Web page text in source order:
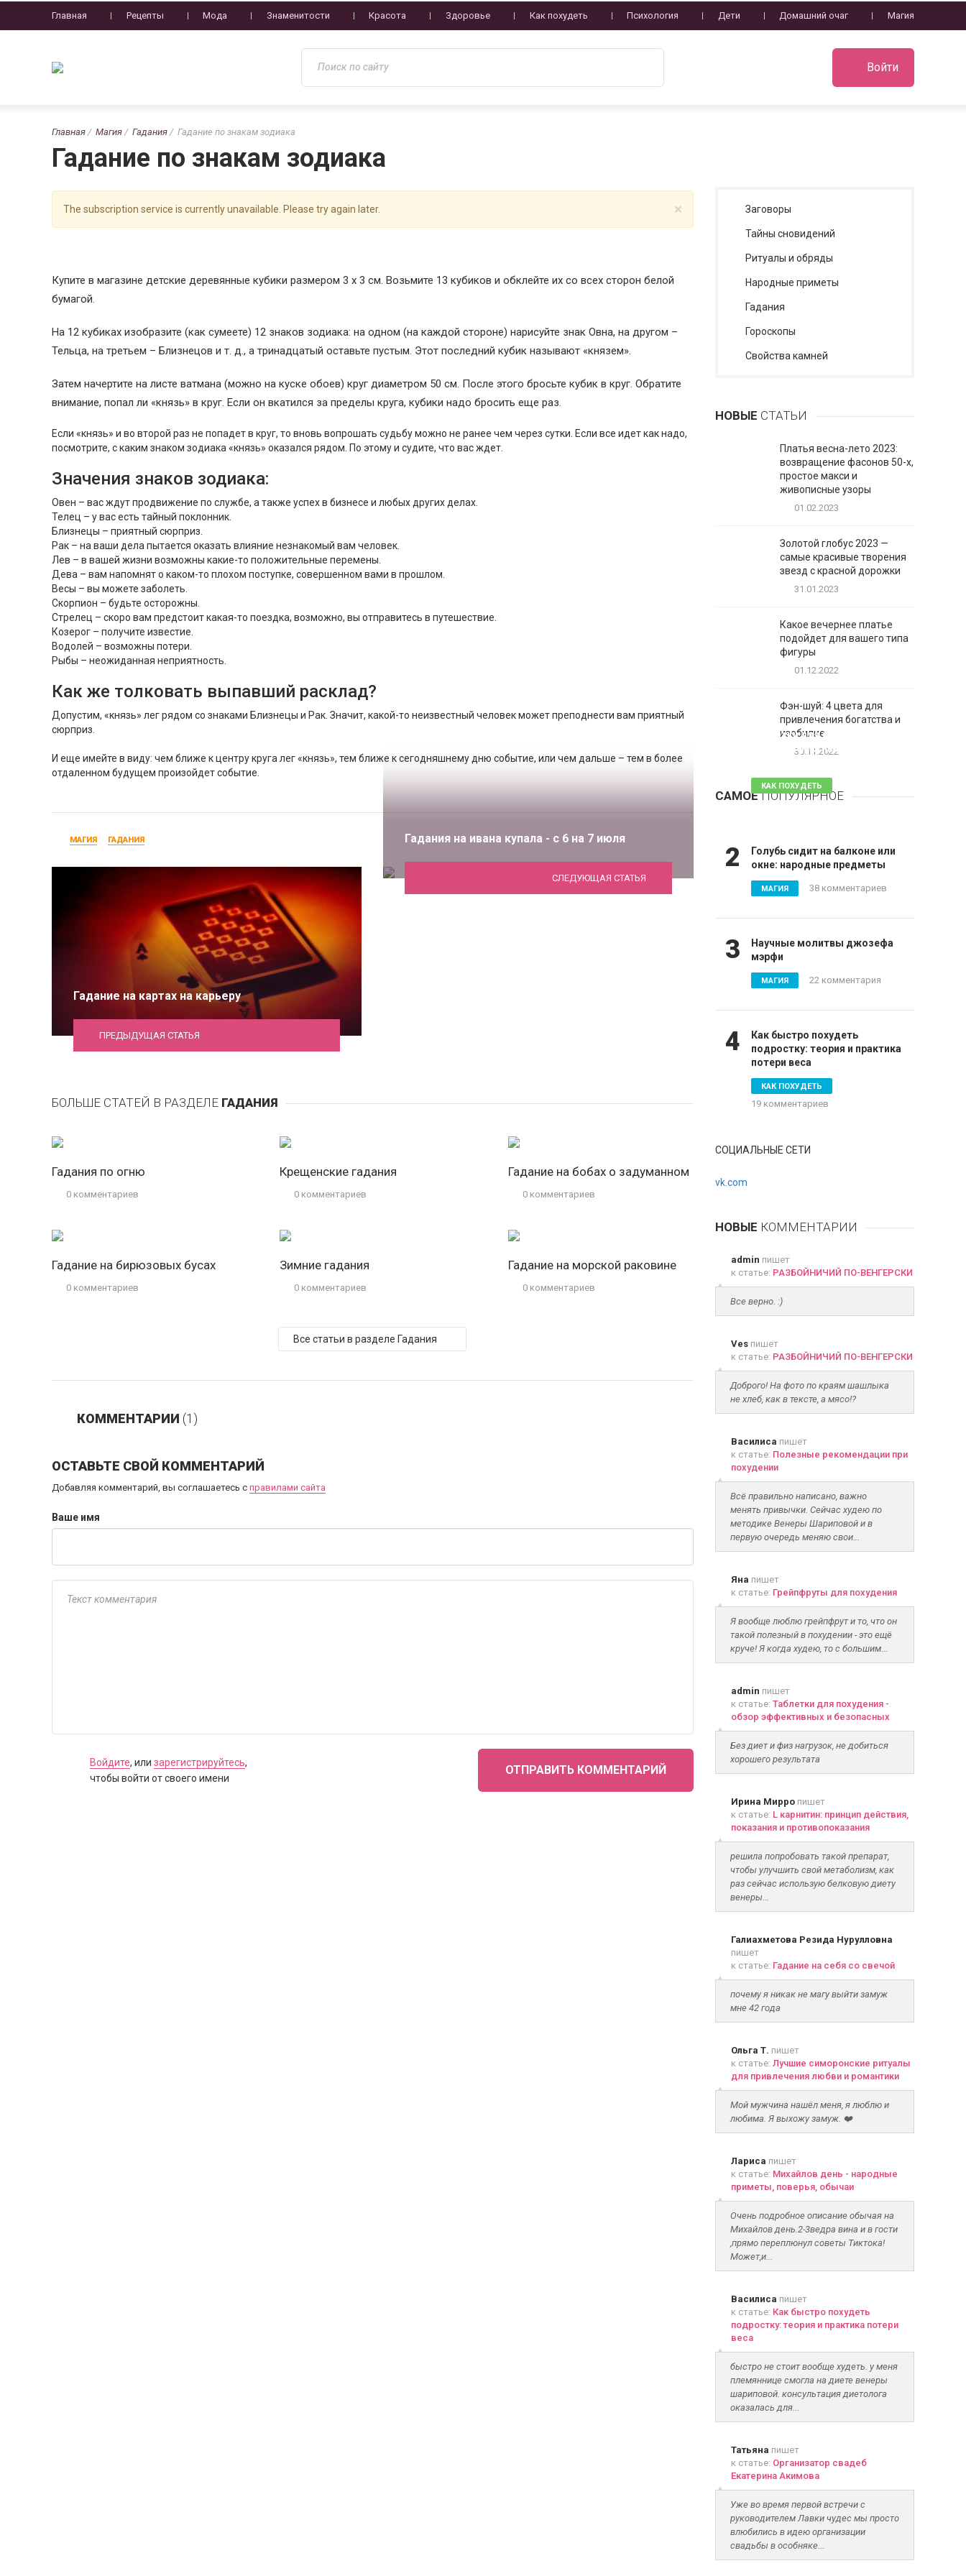
Главная Рецепты Мода Знаменитости Красота Здоровье Как похудеть Психология Дети Домашний очаг Магия
Войти
Главная Магия Гадания Гадание по знакам зодиака
Гадание по знакам зодиака
×
The subscription service is currently unavailable. Please try again later.
Купите в магазине детские деревянные кубики размером 3 х 3 см. Возьмите 13 кубиков и обклейте их со всех сторон белой
бумагой.
На 12 кубиках изобразите (как сумеете) 12 знаков зодиака: на одном (на каждой стороне) нарисуйте знак Овна, на другом –
Тельца, на третьем – Близнецов и т. д., а тринадцатый оставьте пустым. Этот последний кубик называют «князем».
Затем начертите на листе ватмана (можно на куске обоев) круг диаметром 50 см. После этого бросьте кубик в круг. Обратите
внимание, попал ли «князь» в круг. Если он вкатился за пределы круга, кубики надо бросить еще раз.
Если «князь» и во второй раз не попадет в круг, то вновь вопрошать судьбу можно не ранее чем через сутки. Если все идет как надо,
посмотрите, с каким знаком зодиака «князь» оказался рядом. По этому и судите, что вас ждет.
Значения знаков зодиака:
Овен – вас ждут продвижение по службе, а также успех в бизнесе и любых других делах.
Телец – у вас есть тайный поклонник.
Близнецы – приятный сюрприз.
Рак – на ваши дела пытается оказать влияние незнакомый вам человек.
Лев – в вашей жизни возможны какие-то положительные перемены.
Дева – вам напомнят о каком-то плохом поступке, совершенном вами в прошлом.
Весы – вы можете заболеть.
Скорпион – будьте осторожны.
Стрелец – скоро вам предстоит какая-то поездка, возможно, вы отправитесь в путешествие.
Козерог – получите известие.
Водолей – возможны потери.
Рыбы – неожиданная неприятность.
Как же толковать выпавший расклад?
Допустим, «князь» лег рядом со знаками Близнецы и Рак. Значит, какой-то неизвестный человек может преподнести вам приятный
сюрприз.
И еще имейте в виду: чем ближе к центру круга лег «князь», тем ближе к сегодняшнему дню событие, или чем дальше – тем в более
отдаленном будущем произойдет событие.
МАГИЯ ГАДАНИЯ
Гадание на картах на карьеру
ПРЕДЫДУЩАЯ СТАТЬЯ
Гадания на ивана купала - с 6 на 7 июля
СЛЕДУЮЩАЯ СТАТЬЯ
БОЛЬШЕ СТАТЕЙ В РАЗДЕЛЕ ГАДАНИЯ
Гадания по огню
0 комментариев
Крещенские гадания
0 комментариев
Гадание на бобах о задуманном
0 комментариев
Гадание на бирюзовых бусах
0 комментариев
Зимние гадания
0 комментариев
Гадание на морской раковине
0 комментариев
Все статьи в разделе Гадания
КОММЕНТАРИИ (1)
ОСТАВЬТЕ СВОЙ КОММЕНТАРИЙ
Добавляя комментарий, вы соглашаетесь с правилами сайта
Ваше имя
Войдите, или зарегистрируйтесь,
чтобы войти от своего имени
ОТПРАВИТЬ КОММЕНТАРИЙ
Заговоры
Тайны сновидений
Ритуалы и обряды
Народные приметы
Гадания
Гороскопы
Cвойства камней
НОВЫЕ СТАТЬИ
Платья весна-лето 2023:
возвращение фасонов 50-х,
простое макси и
живописные узоры
01.02.2023
Золотой глобус 2023 —
самые красивые творения
звезд с красной дорожки
31.01.2023
Какое вечернее платье
подойдет для вашего типа
фигуры
01.12.2022
Фэн-шуй: 4 цвета для
привлечения богатства и
изобилие
30.11.2022
САМОЕПОПУЛЯРНОЕ
Таблетки для похудения -
обзор эффективных и
КАК ПОХУДЕТЬ
81 комментарий
2
Голубь сидит на балконе или
окне: народные предметы
МАГИЯ 38 комментариев
3
Научные молитвы джозефа
мэрфи
МАГИЯ 22 комментария
4
Как быстро похудеть
подростку: теория и практика
потери веса
КАК ПОХУДЕТЬ
19 комментариев
СОЦИАЛЬНЫЕ СЕТИ
vk.com
НОВЫЕ КОММЕНТАРИИ
admin пишет
к статье: РАЗБОЙНИЧИЙ ПО-ВЕНГЕРСКИ
Все верно. :)
Vesпишет
к статье: РАЗБОЙНИЧИЙ ПО-ВЕНГЕРСКИ
Доброго! На фото по краям шашлыка
не хлеб, как в тексте, а мясо!?
Василиса пишет
к статье: Полезные рекомендации при
похудении
Всё правильно написано, важно
менять привычки. Сейчас худею по
методике Венеры Шариповой и в
первую очередь меняю свои...
Яна пишет
к статье: Грейпфруты для похудения
Я вообще люблю грейпфрут и то, что он
такой полезный в похудении - это ещё
круче! Я когда худею, то с большим...
admin пишет
к статье: Таблетки для похудения -
обзор эффективных и безопасных
Без диет и физ нагрузок, не добиться
хорошего результата
Ирина Мирропишет
к статье: L карнитин: принцип действия,
показания и противопоказания
решила попробовать такой препарат,
чтобы улучшить свой метаболизм, как
раз сейчас использую белковую диету
венеры...
Галиахметова Резида Нурулловна
пишет
к статье: Гадание на себя со свечой
почему я никак не магу выйти замуж
мне 42 года
Ольга Т. пишет
к статье: Лучшие симоронские ритуалы
для привлечения любви и романтики
Мой мужчина нашёл меня, я люблю и
любима. Я выхожу замуж. ❤️
Лариса пишет
к статье: Михайлов день - народные
приметы, поверья, обычаи
Очень подробное описание обычая на
Михайлов день.2-3ведра вина и в гости
,прямо переплюнул советы Тиктока!
Может,и...
Василиса пишет
к статье: Как быстро похудеть
подростку: теория и практика потери
веса
быстро не стоит вообще худеть. у меня
племяннице смогла на диете венеры
шариповой. консультация диетолога
оказалась для...
Татьяна пишет
к статье: Организатор свадеб
Екатерина Акимова
Уже во время первой встречи с
руководителем Лавки чудес мы просто
влюбились в идею организации
свадьбы в особняке...